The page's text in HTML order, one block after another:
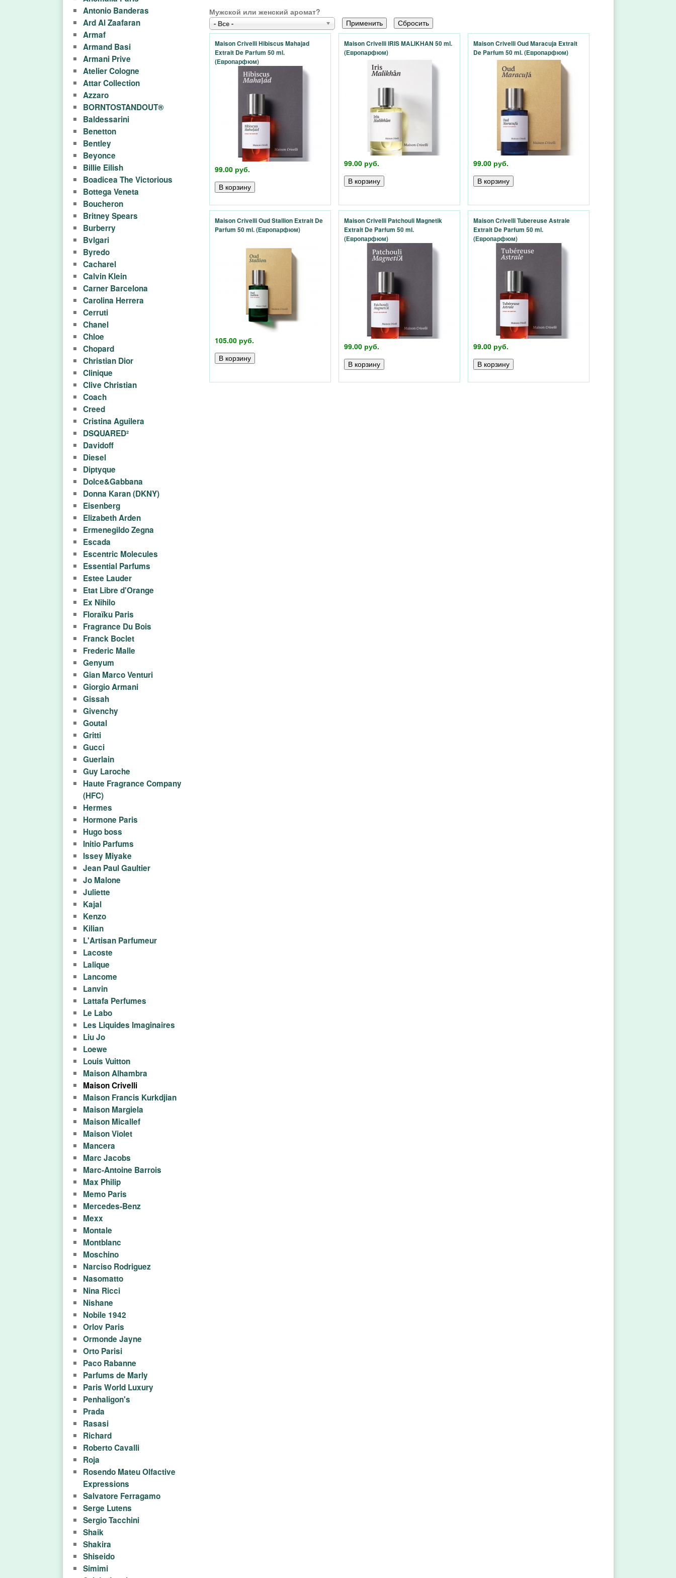
а
г
а
з
и
н
п
а
р
ф
ю
м
е
р
и
и
A
r
o
m
a
l
a
n
d
.
b
y
-
п
р
о
д
а
ж
а
т
у
а
л
е
т
н
о
й
в
о
д
ы
,
д
у
х
о
в
ь
н
о
е
м
е
н
ю
в
в
е
р
х
у
М
Е
Н
Ю
ь
Мужской или женский аромат?
- Все -
Maison Crivelli Hibiscus Mahajad
Extrait De Parfum 50 ml.
(Европарфюм)
99.00 руб.
Maison Crivelli IRIS MALIKHAN 50 ml.
(Европарфюм)
99.00 руб.
Maison Crivelli Oud Maracuja Extrait
De Parfum 50 ml. (Европарфюм)
99.00 руб.
Maison Crivelli Oud Stallion Extrait De
Parfum 50 ml. (Европарфюм)
105.00 руб.
Maison Crivelli Patchouli Magnetik
Extrait De Parfum 50 ml.
(Европарфюм)
99.00 руб.
Maison Crivelli Tubereuse Astrale
Extrait De Parfum 50 ml.
(Европарфюм)
99.00 руб.
Antonio Banderas
Ard Al Zaafaran
Armaf
Armand Basi
Armani Prive
Atelier Cologne
Attar Collection
Azzaro
BORNTOSTANDOUT®
Baldessarini
Benetton
Bentley
Beyonce
Billie Eilish
Boadicea The Victorious
Bottega Veneta
Boucheron
Britney Spears
Burberry
Bvlgari
Byredo
Cacharel
Calvin Klein
Carner Barcelona
Carolina Herrera
Cerruti
Chanel
Chloe
Chopard
Christian Dior
Clinique
Clive Christian
Coach
Creed
Cristina Aguilera
DSQUARED²
Davidoff
Diesel
Diptyque
Dolce&Gabbana
Donna Karan (DKNY)
Eisenberg
Elizabeth Arden
Ermenegildo Zegna
Escada
Escentric Molecules
Essential Parfums
Estee Lauder
Etat Libre d'Orange
Ex Nihilo
Floraïku Paris
Fragrance Du Bois
Franck Boclet
Frederic Malle
Genyum
Gian Marco Venturi
Giorgio Armani
Gissah
Givenchy
Goutal
Gritti
Gucci
Guerlain
Guy Laroche
Haute Fragrance Company
(HFC)
Hermes
Hormone Paris
Hugo boss
Initio Parfums
Issey Miyake
Jean Paul Gaultier
Jo Malone
Juliette
Kajal
Kenzo
Kilian
L'Artisan Parfumeur
Lacoste
Lalique
Lancome
Lanvin
Lattafa Perfumes
Le Labo
Les Liquides Imaginaires
Liu Jo
Loewe
Louis Vuitton
Maison Alhambra
Maison Crivelli
Maison Francis Kurkdjian
Maison Margiela
Maison Micallef
Maison Violet
Mancera
Marc Jacobs
Marc-Antoine Barrois
Max Philip
Memo Paris
Mercedes-Benz
Mexx
Montale
Montblanc
Moschino
Narciso Rodriguez
Nasomatto
Nina Ricci
Nishane
Nobile 1942
Orlov Paris
Ormonde Jayne
Orto Parisi
Paco Rabanne
Parfums de Marly
Paris World Luxury
Penhaligon's
Prada
Rasasi
Richard
Roberto Cavalli
Roja
Rosendo Mateu Olfactive
Expressions
Salvatore Ferragamo
Serge Lutens
Sergio Tacchini
Shaik
Shakira
Shiseido
Simimi